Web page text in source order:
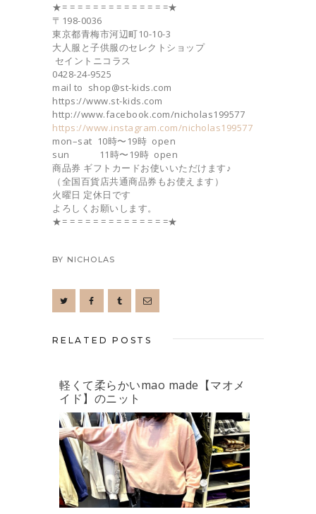
★= = = = = = = = = = = = = =★
〒198-0036
東京都青梅市河辺町10-10-3
大人服と子供服のセレクトショップ
セイントニコラス
0428-24-9525
mail to shop@st-kids.com
https://www.st-kids.com
http://www.facebook.com/nicholas199577
https://www.instagram.com/nicholas199577
mon–sat 10時〜19時 open
sun 11時〜19時 open
商品券 ギフトカードお使いいただけます♪
（全国百貨店共通商品券もお使えます）
火曜日 定休日です
よろしくお願いします。
★= = = = = = = = = = = = = =★
BY NICHOLAS
RELATED POSTS
軽くて柔らかいmao made【マオメ
イド】のニット